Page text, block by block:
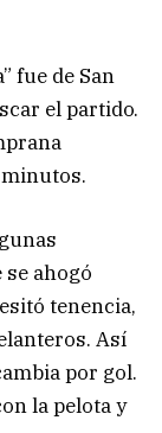
fue de San
el partido.
ahogó
tenencia,
Así
por gol.
la pelota y